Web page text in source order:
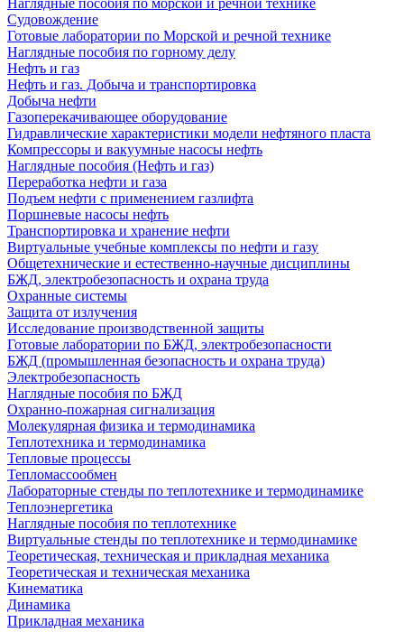
Наглядные пособия по морской и речной технике
Судовождение
Готовые лаборатории по Морской и речной технике
Наглядные пособия по горному делу
Нефть и газ
Нефть и газ. Добыча и транспортировка
Добыча нефти
Газоперекачивающее оборудование
Гидравлические характеристики модели нефтяного пласта
Компрессоры и вакуумные насосы нефть
Наглядные пособия (Нефть и газ)
Переработка нефти и газа
Подъем нефти с применением газлифта
Поршневые насосы нефть
Транспортировка и хранение нефти
Виртуальные учебные комплексы по нефти и газу
Общетехнические и естественно-научные дисциплины
БЖД, электробезопасность и охрана труда
Охранные системы
Защита от излучения
Исследование производственной защиты
Готовые лаборатории по БЖД, электробезопасности
БЖД (промышленная безопасность и охрана труда)
Электробезопасность
Наглядные пособия по БЖД
Охранно-пожарная сигнализация
Молекулярная физика и термодинамика
Теплотехника и термодинамика
Тепловые процессы
Тепломассообмен
Лабораторные стенды по теплотехнике и термодинамике
Теплоэнергетика
Наглядные пособия по теплотехнике
Виртуальные стенды по теплотехнике и термодинамике
Теоретическая, техническая и прикладная механика
Теоретическая и техническая механика
Кинематика
Динамика
Прикладная механика